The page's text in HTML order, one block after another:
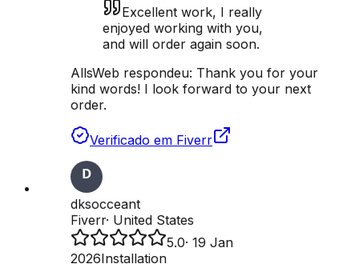
Excellent work, I really
enjoyed working with you,
and will order again soon.
AllsWeb respondeu: Thank you for your
kind words! I look forward to your next
order.
Verificado em Fiverr
dksocceant
Fiverr· United States
5.0· 19 Jan
2026Installation